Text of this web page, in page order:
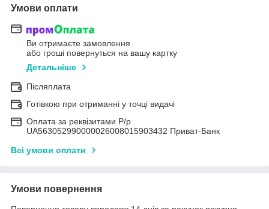
Умови оплати
Ви отримаєте замовлення
або гроші повернуться на вашу картку
Детальніше
Післяплата
Готівкою при отриманні у точці видачі
Оплата за реквізитами Р/р
UA563052990000026008015903432 Приват-Банк
Всі умови оплати
Умови повернення